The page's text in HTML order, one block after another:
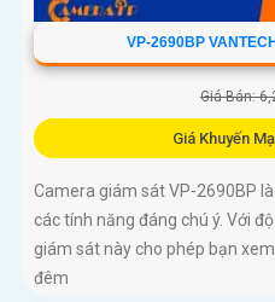
VP-2690BP
Giá Bán:
Giá Khuyến
Camera giám sát VP-2690BP
các tính năng đáng chú ý. Với
giám sát này cho phép bạn
đêm